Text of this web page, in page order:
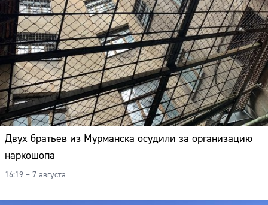
Двух братьев из Мурманска осудили за организацию
наркошопа
16:19 – 7 августа